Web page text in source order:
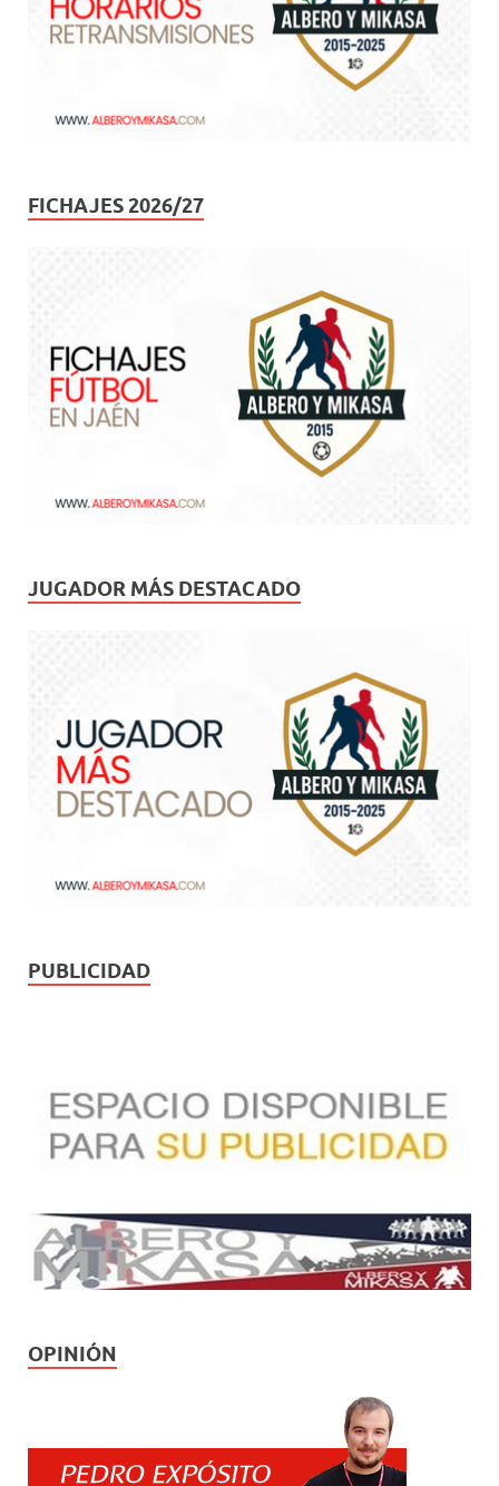
FICHAJES 2026/27
JUGADOR MÁS DESTACADO
PUBLICIDAD
OPINIÓN